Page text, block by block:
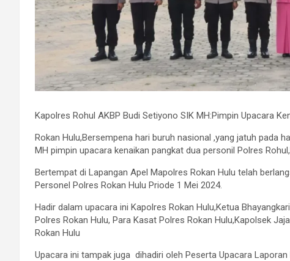
Kapolres Rohul AKBP Budi Setiyono SIK MH:Pimpin Upacara
Rokan Hulu,Bersempena hari buruh nasional ,yang jatuh pada
MH pimpin upacara kenaikan pangkat dua personil Polres
Bertempat di Lapangan Apel Mapolres Rokan Hulu telah
Personel Polres Rokan Hulu Priode 1 Mei 2024.
Hadir dalam upacara ini Kapolres Rokan Hulu,Ketua
Polres Rokan Hulu, Para Kasat Polres Rokan Hulu,Kapolsek
Rokan Hulu
Upacara ini tampak juga dihadiri oleh Peserta Upacara